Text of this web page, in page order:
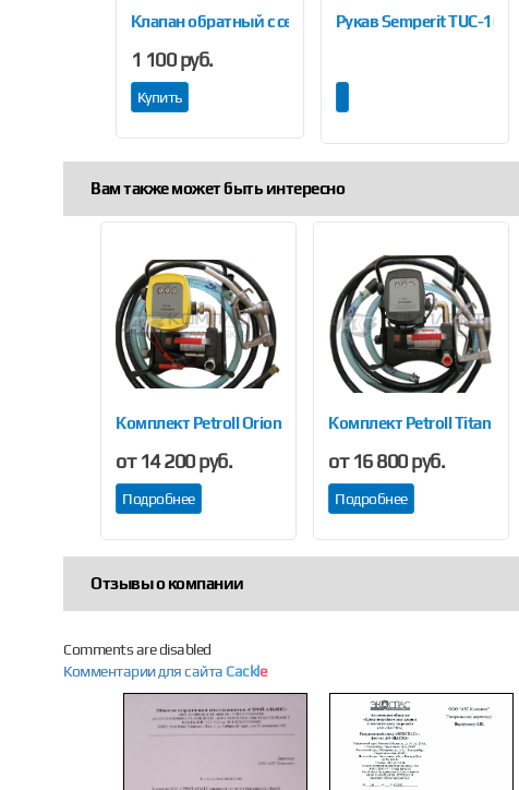
Клапан обратный c сетчатым фильтром
1 100 руб.
Купить
Рукав Semperit TUС-10
Вам также может быть интересно
Previous
Комплект Petroll Orion 40
от 14 200 руб.
Подробнее
Комплект Petroll Titan 40
от 16 800 руб.
Подробнее
Отзывы о компании
Comments are disabled
Комментарии для сайта Cackle